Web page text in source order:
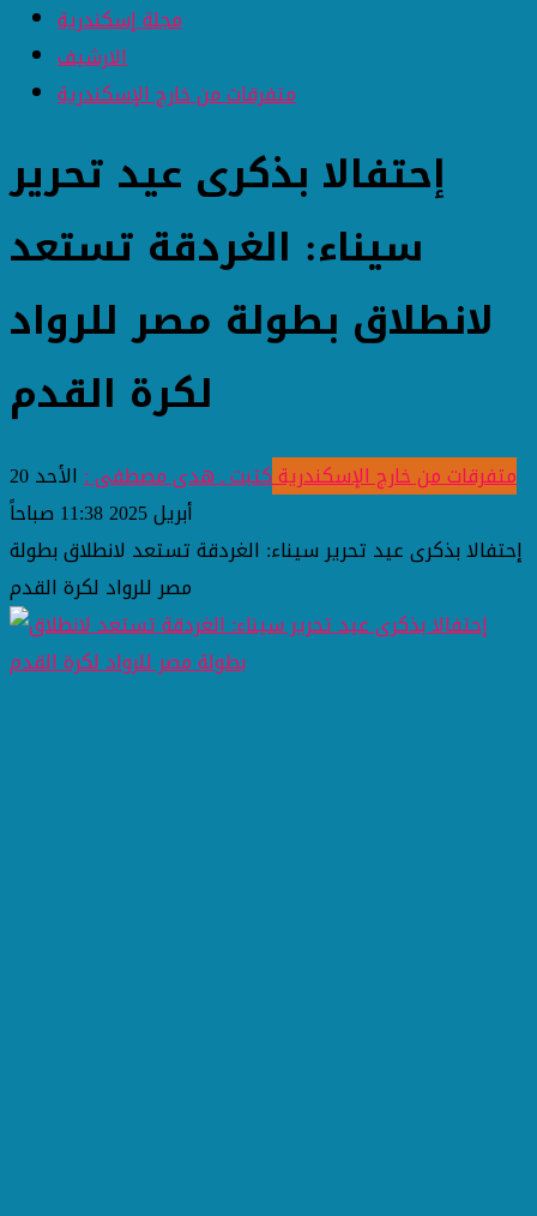
مجلة إسكندرية
الارشيف
متفرقات من خارج الإسكندرية
إحتفالا بذكرى عيد تحرير
سيناء: الغردقة تستعد
لانطلاق بطولة مصر للرواد
لكرة القدم
متفرقات من خارج الإسكندريةكتبت ـ هدى مصطفى :
الأحد 20
أبريل 2025 11:38 صباحاً
إحتفالا بذكرى عيد تحرير سيناء: الغردقة تستعد لانطلاق بطولة
مصر للرواد لكرة القدم